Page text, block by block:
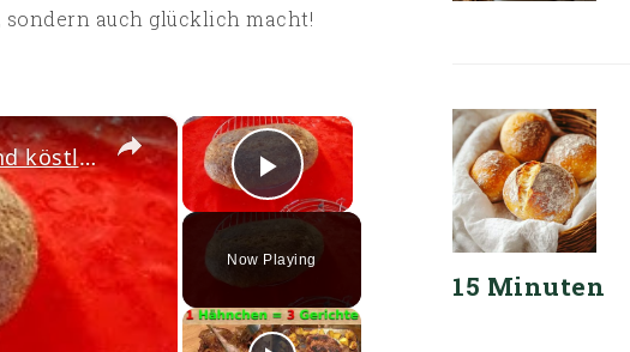
auch glücklich macht!
×
Play Video
Now Playing
×
Sauerteig Brot backen - Schmackhaft und köstlich
15 Minuten